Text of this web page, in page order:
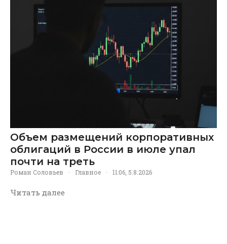
Объем размещений корпоративных
облигаций в России в июле упал
почти на треть
Роман Соловьев · Главное · 11:06, 5.8.2026
Читать далее